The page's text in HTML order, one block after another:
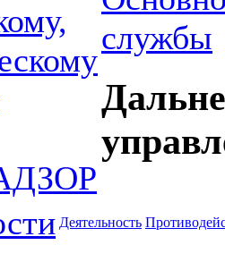
службы
Деятельность